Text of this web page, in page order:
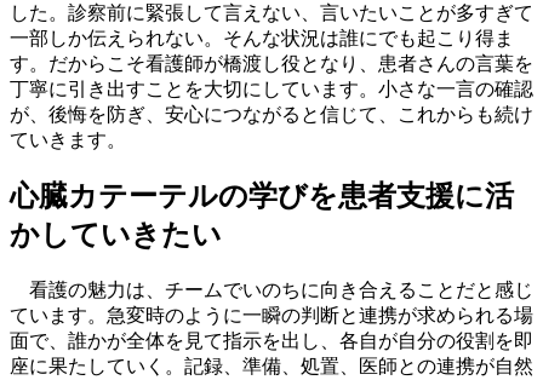
した。診察前に緊張して言えない、言いたいことが多すぎて
一部しか伝えられない。そんな状況は誰にでも起こり得ま
す。だからこそ看護師が橋渡し役となり、患者さんの言葉を
丁寧に引き出すことを大切にしています。小さな一言の確認
が、後悔を防ぎ、安心につながると信じて、これからも続け
ていきます。
心臓カテーテルの学びを患者支援に活
かしていきたい
看護の魅力は、チームでいのちに向き合えることだと感じ
ています。急変時のように一瞬の判断と連携が求められる場
面で、誰かが全体を見て指示を出し、各自が自分の役割を即
座に果たしていく。記録、準備、処置、医師との連携が自然